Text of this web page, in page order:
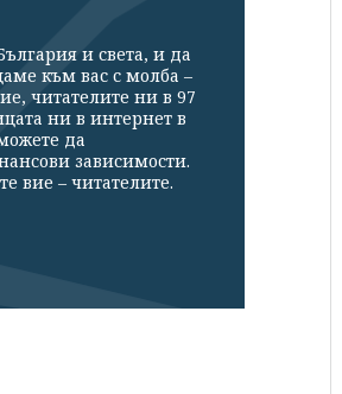
и света, и да
към вас с молба –
читателите ни в 97
ни в интернет в
да
зависимости.
вие – читателите.